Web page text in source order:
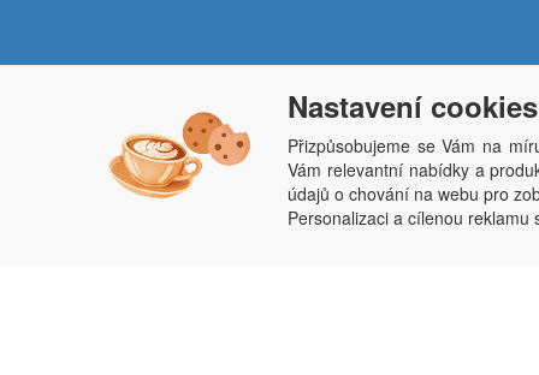
Penepex s.r.o., Za Špicí 1798, 686 03 Staré
Nastavení cookies
Přizpůsobujeme se Vám na
Vám relevantní nabídky a
údajů o chování na webu pro
Personalizaci a cílenou